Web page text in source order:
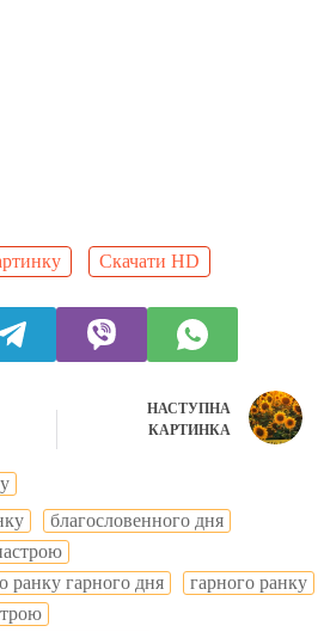
Скачати HD
НАСТУПНА
КАРТИНКА
благословенного дня
ранку гарного дня
гарного ранку